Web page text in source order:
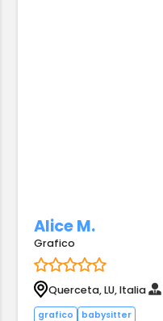
Alice M.
Grafico
Querceta, LU, Italia
grafico babysitter